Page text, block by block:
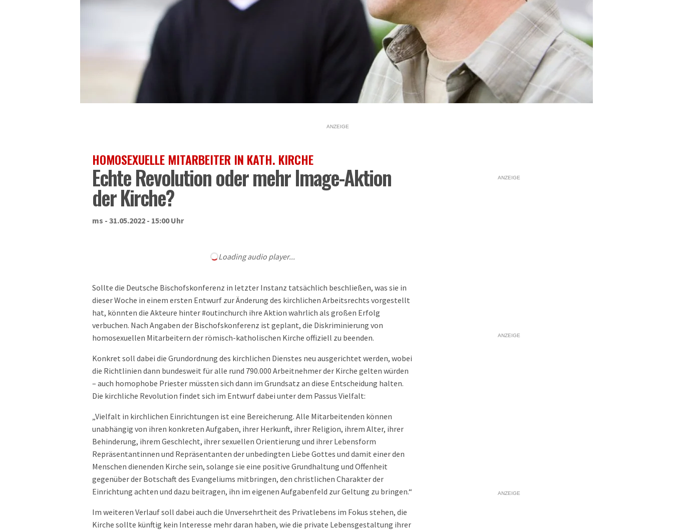
ANZEIGE
HOMOSEXUELLE MITARBEITER IN KATH. KIRCHE
Echte Revolution oder mehr Image-Aktion
der Kirche?
ms - 31.05.2022 - 15:00 Uhr
Loading audio player...
Sollte die Deutsche Bischofskonferenz in letzter Instanz tatsächlich beschließen, was sie in
dieser Woche in einem ersten Entwurf zur Änderung des kirchlichen Arbeitsrechts vorgestellt
hat, könnten die Akteure hinter #outinchurch ihre Aktion wahrlich als großen Erfolg
verbuchen. Nach Angaben der Bischofskonferenz ist geplant, die Diskriminierung von
homosexuellen Mitarbeitern der römisch-katholischen Kirche offiziell zu beenden.
Konkret soll dabei die Grundordnung des kirchlichen Dienstes neu ausgerichtet werden, wobei
die Richtlinien dann bundesweit für alle rund 790.000 Arbeitnehmer der Kirche gelten würden
– auch homophobe Priester müssten sich dann im Grundsatz an diese Entscheidung halten.
Die kirchliche Revolution findet sich im Entwurf dabei unter dem Passus Vielfalt:
„Vielfalt in kirchlichen Einrichtungen ist eine Bereicherung. Alle Mitarbeitenden können
unabhängig von ihren konkreten Aufgaben, ihrer Herkunft, ihrer Religion, ihrem Alter, ihrer
Behinderung, ihrem Geschlecht, ihrer sexuellen Orientierung und ihrer Lebensform
Repräsentantinnen und Repräsentanten der unbedingten Liebe Gottes und damit einer den
Menschen dienenden Kirche sein, solange sie eine positive Grundhaltung und Offenheit
gegenüber der Botschaft des Evangeliums mitbringen, den christlichen Charakter der
Einrichtung achten und dazu beitragen, ihn im eigenen Aufgabenfeld zur Geltung zu bringen.“
Im weiteren Verlauf soll dabei auch die Unversehrtheit des Privatlebens im Fokus stehen, die
Kirche sollte künftig kein Interesse mehr daran haben, wie die private Lebensgestaltung ihrer
ANZEIGE
ANZEIGE
ANZEIGE